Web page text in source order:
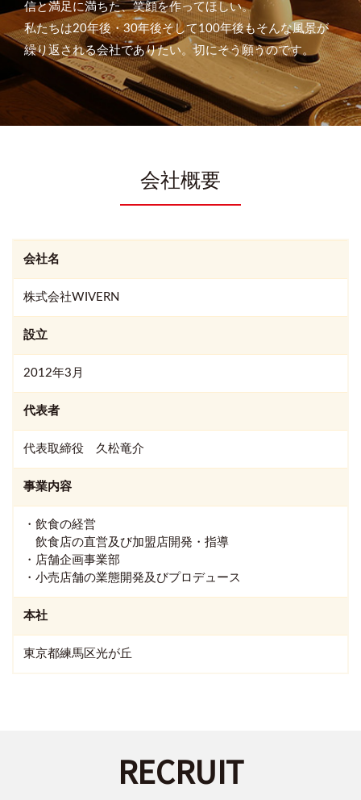
信と満足に満ちた、笑顔を作ってほしい。
私たちは20年後・30年後そして100年後もそんな風景が
繰り返される会社でありたい。切にそう願うのです。
会社概要
会社名
株式会社WIVERN
設立
2012年3月
代表者
代表取締役 久松竜介
事業内容
・飲食の経営
飲食店の直営及び加盟店開発・指導
・店舗企画事業部
・小売店舗の業態開発及びプロデュース
本社
東京都練馬区光が丘
RECRUIT